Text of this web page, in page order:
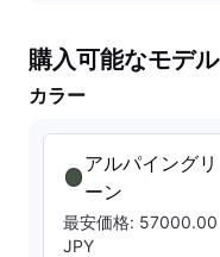
購入可能なモデル
カラー
アルパイングリ
ーン
最安価格: 57000.00
JPY